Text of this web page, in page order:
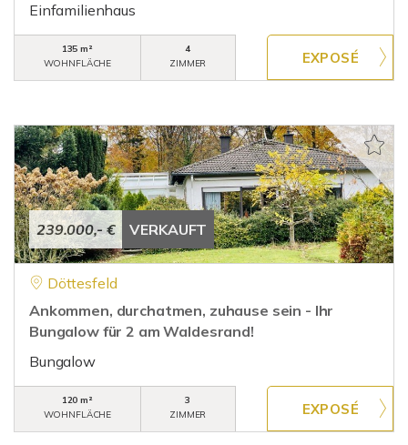
Einfamilienhaus
135 m²
WOHNFLÄCHE
4
ZIMMER
239.000,- € VERKAUFT
Döttesfeld
Ankommen, durchatmen, zuhause sein - Ihr
Bungalow für 2 am Waldesrand!
Bungalow
120 m²
WOHNFLÄCHE
3
ZIMMER